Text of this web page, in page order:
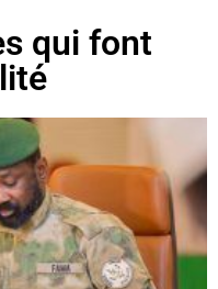
qui font